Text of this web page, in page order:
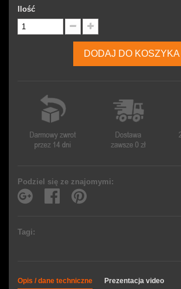
Ilość
DODAJ DO KOSZYKA
Podziel się ze znajomymi:
Tagi:
Opis / dane techniczne Prezentacja video